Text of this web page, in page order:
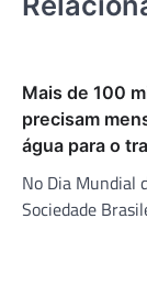
Mais de 100
precisam
água para o
No Dia Mundial
Sociedade